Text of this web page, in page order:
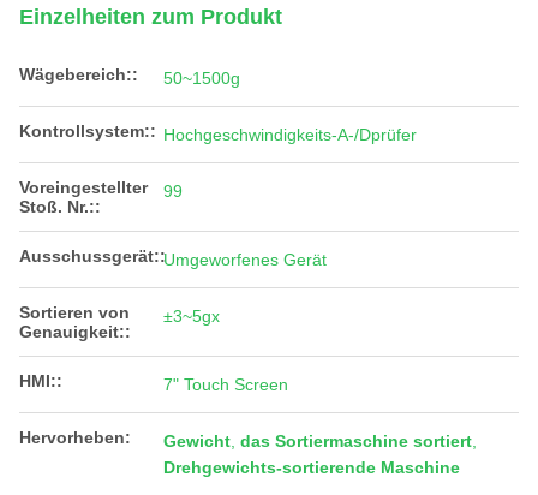
Einzelheiten zum Produkt
Wägebereich:: 50~1500g
Kontrollsystem:: Hochgeschwindigkeits-A-/Dprüfer
Voreingestellter
Stoß. Nr.::
99
Ausschussgerät::Umgeworfenes Gerät
Sortieren von
Genauigkeit::
±3~5gx
HMI:: 7" Touch Screen
Hervorheben: Gewicht das Sortiermaschine sortiert
Drehgewichts-sortierende Maschine